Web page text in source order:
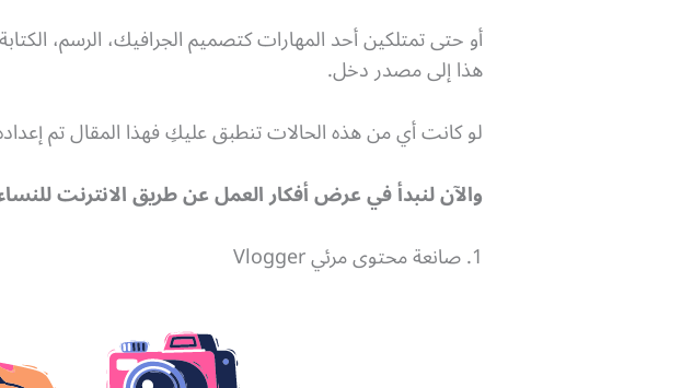
أو حتى تمتلكين أحد المهارات كتصميم الجرافيك، الرسم،
هذا إلى مصدر دخل.
لو كانت أي من هذه الحالات تنطبق عليكِ فهذا المقال تم
والآن لنبدأ في عرض أفكار العمل عن طريق الانترنت
1. صانعة محتوى مرئي Vlogger